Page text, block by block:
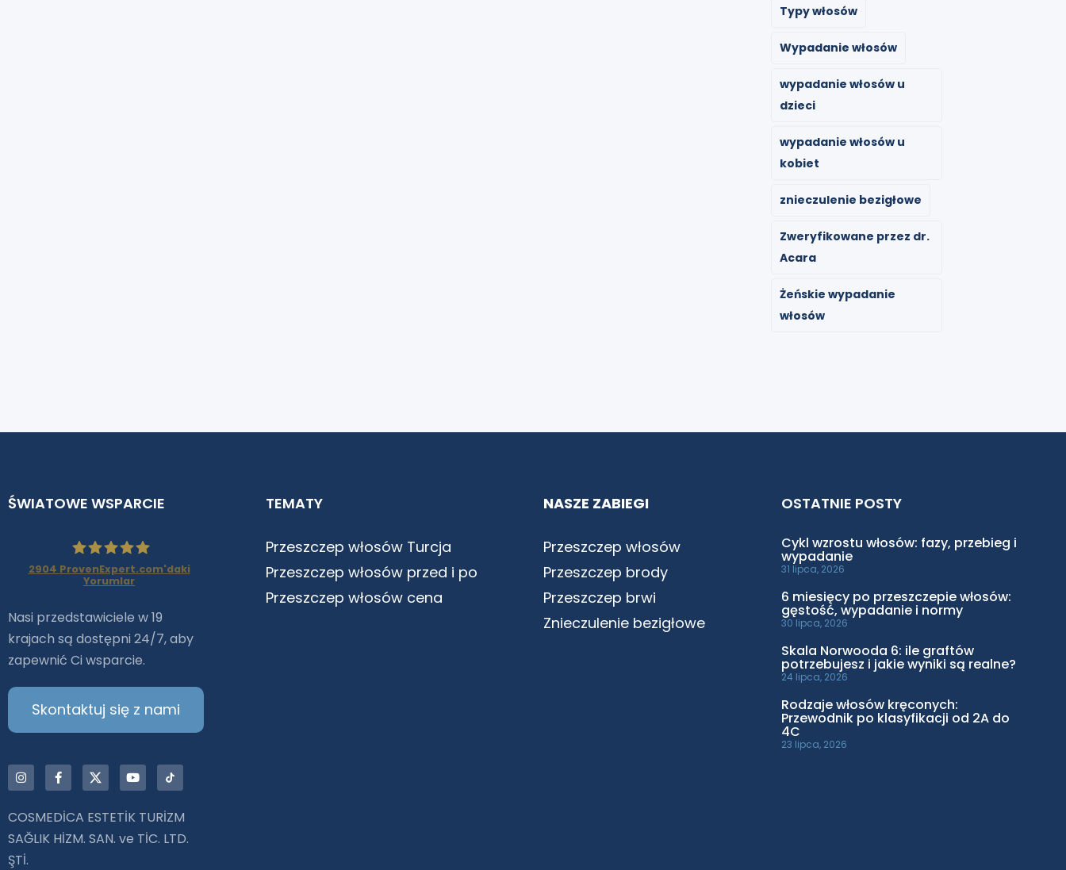
Typy włosów
Wypadanie włosów
wypadanie włosów u
dzieci
wypadanie włosów u
kobiet
znieczulenie bezigłowe
Zweryfikowane przez dr.
Acara
Żeńskie wypadanie
włosów
ŚWIATOWE WSPARCIE
Istanbul |Dr.Acar aus
2904 ProvenExpert.com'daki
Yorumlar
Nasi przedstawiciele w 19
krajach są dostępni 24/7, aby
zapewnić Ci wsparcie.
Skontaktuj się z nami
COSMEDİCA ESTETİK TURİZM
SAĞLIK HİZM. SAN. ve TİC. LTD.
ŞTİ.
TEMATY
Przeszczep włosów Turcja
Przeszczep włosów przed i po
Przeszczep włosów cena
NASZE ZABIEGI
Przeszczep włosów
Przeszczep brody
Przeszczep brwi
Znieczulenie bezigłowe
OSTATNIE POSTY
Cykl wzrostu włosów: fazy, przebieg i
wypadanie
31 lipca, 2026
6 miesięcy po przeszczepie włosów:
gęstość, wypadanie i normy
30 lipca, 2026
Skala Norwooda 6: ile graftów
potrzebujesz i jakie wyniki są realne?
24 lipca, 2026
Rodzaje włosów kręconych:
Przewodnik po klasyfikacji od 2A do
4C
23 lipca, 2026